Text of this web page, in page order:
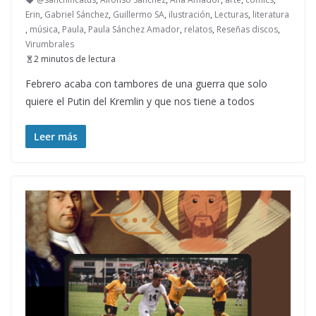
Erin, Gabriel Sánchez, Guillermo SA, ilustración, Lecturas, literatura
, música, Paula, Paula Sánchez Amador, relatos, Reseñas discos,
Virumbrales
2 minutos de lectura
Febrero acaba con tambores de una guerra que solo
quiere el Putin del Kremlin y que nos tiene a todos
Leer más